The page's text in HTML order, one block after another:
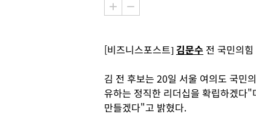
[비즈니스포스트] 김문수 전 국민의
김 전 후보는 20일 서울 여의도 국민
유하는 정직한 리더십을 확립하겠다"
만들겠다"고 밝혔다.